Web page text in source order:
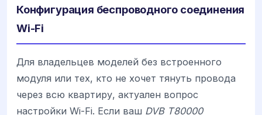
Конфигурация беспроводного соединения
Wi-Fi
Для владельцев моделей без встроенного
модуля или тех, кто не хочет тянуть провода
через всю квартиру, актуален вопрос
настройки Wi-Fi. Если ваш DVB T80000